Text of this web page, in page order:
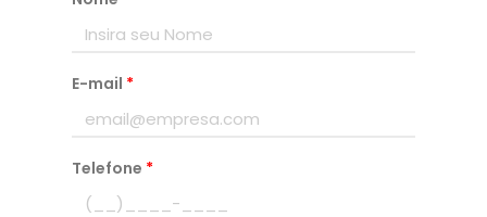
E-mail *
Telefone *